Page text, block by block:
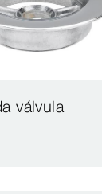
válvula